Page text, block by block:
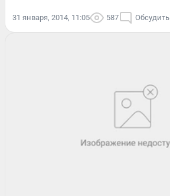
31 января, 2014, 11:05 587 Обсудить